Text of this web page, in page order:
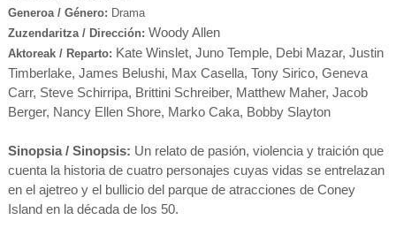
Generoa / Género: Drama
Zuzendaritza / Dirección: Woody Allen
Aktoreak / Reparto: Kate Winslet, Juno Temple, Debi Mazar, Justin
Timberlake, James Belushi, Max Casella, Tony Sirico, Geneva
Carr, Steve Schirripa, Brittini Schreiber, Matthew Maher, Jacob
Berger, Nancy Ellen Shore, Marko Caka, Bobby Slayton
Sinopsia / Sinopsis: Un relato de pasión, violencia y traición que
cuenta la historia de cuatro personajes cuyas vidas se entrelazan
en el ajetreo y el bullicio del parque de atracciones de Coney
Island en la década de los 50.